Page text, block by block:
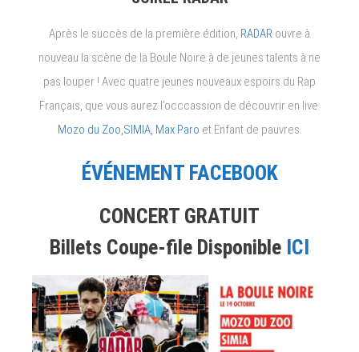
Après le succès de la première édition, RADAR ouvre à
nouveau la scène de la Boule Noire à de jeunes talents à ne
pas louper ! Avec quatre jeunes nouveaux espoirs du Rap
Français, que vous aurez l’occcassion de découvrir en live:
Mozo du Zoo,SIMIA, Max Paro et Enfant de pauvres.
ÉVÉNEMENT FACEBOOK
CONCERT GRATUIT
Billets Coupe-file Disponible ICI